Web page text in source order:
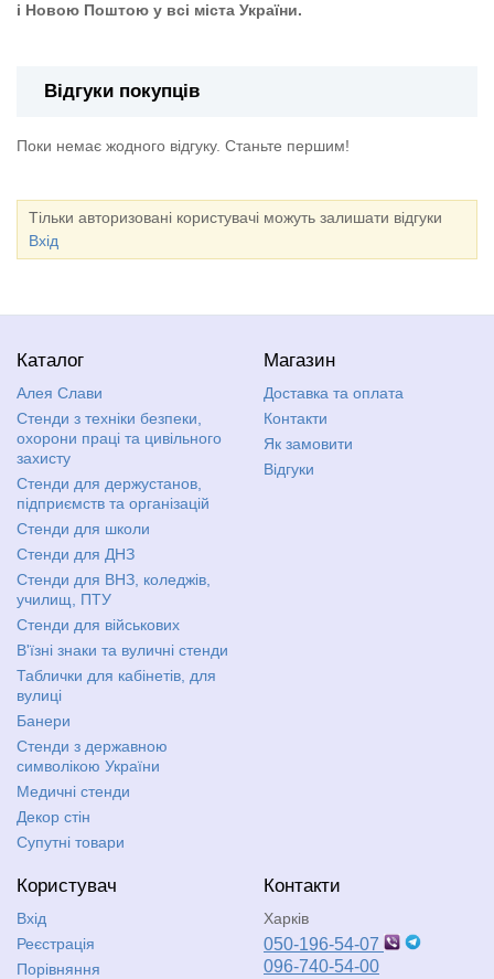
і Новою Поштою у всі міста України.
Відгуки покупців
Поки немає жодного відгуку. Станьте першим!
Тільки авторизовані користувачі можуть залишати відгуки
Вхід
Каталог
Алея Слави
Стенди з техніки безпеки,
охорони праці та цивільного
захисту
Стенди для держустанов,
підприємств та організацій
Стенди для школи
Стенди для ДНЗ
Стенди для ВНЗ, коледжів,
училищ, ПТУ
Стенди для військових
В'їзні знаки та вуличні стенди
Таблички для кабінетів, для
вулиці
Банери
Стенди з державною
символікою України
Медичні стенди
Декор стін
Супутні товари
Магазин
Доставка та оплата
Контакти
Як замовити
Відгуки
Користувач
Вхід
Реєстрація
Порівняння
Контакти
Харків
050-196-54-07
096-740-54-00